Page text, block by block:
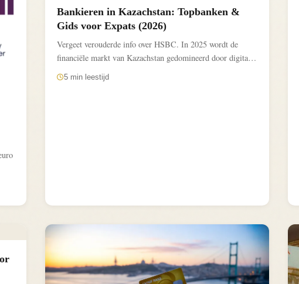
Bankieren in Kazachstan: Topbanken &
Gids voor Expats (2026)
Vergeet verouderde info over HSBC. In 2025 wordt de
financiële markt van Kazachstan gedomineerd door digitale
super apps...
5 min leestijd